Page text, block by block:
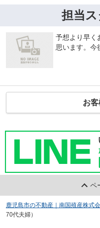
担当
予想より早く
思います。今
お
ペ
鹿児島市の不動産｜南国殖産株式
70代夫婦）